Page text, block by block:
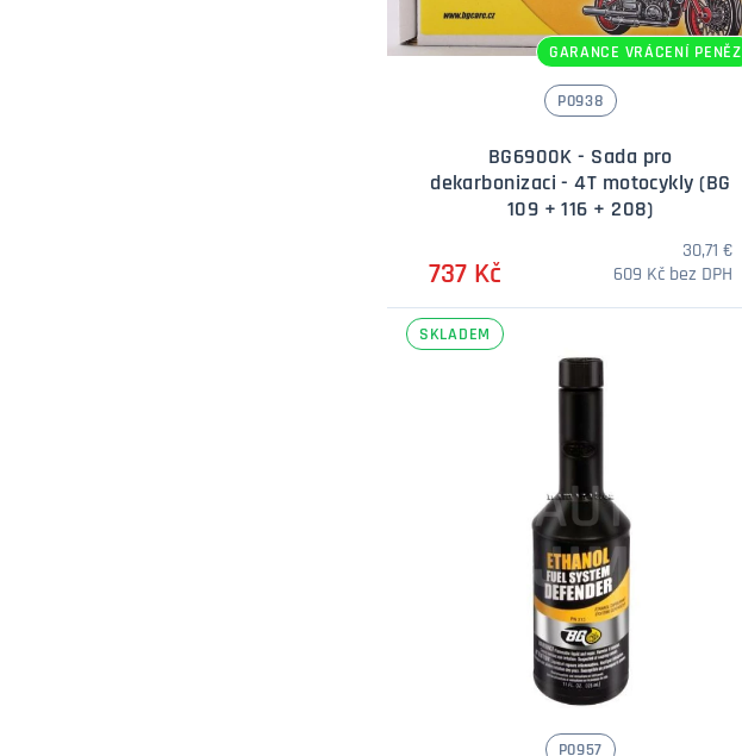
GARANCE VRÁCENÍ PENĚZ
P0938
BG6900K - Sada pro
dekarbonizaci - 4T motocykly (BG
109 + 116 + 208)
737 Kč
30,71 €
609 Kč bez DPH
SKLADEM
P0957